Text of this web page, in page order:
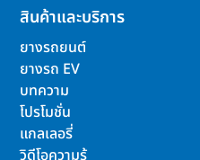
สินค้าและบริการ
ยางรถยนต์
ยางรถ EV
บทความ
โปรโมชั่น
แกลเลอรี่
วิดีโอความรู้